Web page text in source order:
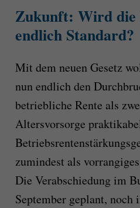
Zukunft: Wird die
endlich Standard?
Mit dem neuen Gesetz
nun endlich den
betriebliche Rente als
Altersvorsorge
zumindest als
Die Verabschiedung im
September geplant, noch